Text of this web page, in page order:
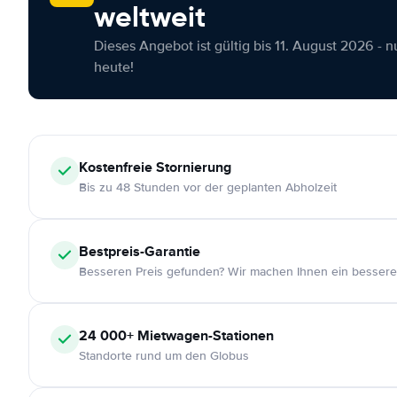
weltweit
Dieses Angebot ist gültig bis 11. August 2026 -
heute!
KostenfreieStornierung
Bis zu 48 Stunden vor der geplanten Abholzeit
Bestpreis-Garantie
Besseren Preis gefunden? Wir machen Ihnen ein
24 000+ Mietwagen-Stationen
Standorte rund um den Globus